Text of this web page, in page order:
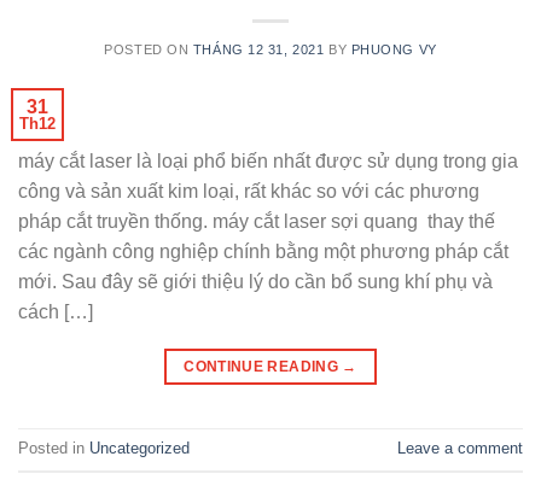
POSTED ON THÁNG 12 31, 2021 BY PHUONG VY
31
Th12
máy cắt laser là loại phổ biến nhất được sử dụng trong gia
công và sản xuất kim loại, rất khác so với các phương
pháp cắt truyền thống. máy cắt laser sợi quang thay thế
các ngành công nghiệp chính bằng một phương pháp cắt
mới. Sau đây sẽ giới thiệu lý do cần bổ sung khí phụ và
cách […]
CONTINUE READING →
Posted in Uncategorized Leave a comment